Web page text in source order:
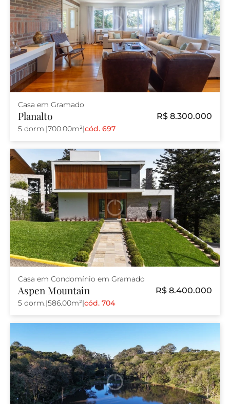
Casa em Gramado
Planalto R$ 8.300.000
5 dorm.|700.00m²|cód. 697
Casa em Condomínio em Gramado
Aspen Mountain R$ 8.400.000
5 dorm.|586.00m²|cód. 704